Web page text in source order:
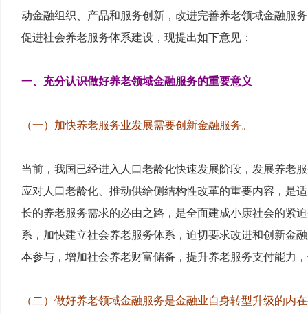
动金融组织、产品和服务创新，改进完善养老领域金融服
促进社会养老服务体系建设，现提出如下意见：
一、充分认识做好养老领域金融服务的重要意义
（一）加快养老服务业发展需要创新金融服务。
当前，我国已经进入人口老龄化快速发展阶段，发展养老
应对人口老龄化、推动供给侧结构性改革的重要内容，是
长的养老服务需求的必由之路，是全面建成小康社会的紧
系，加快建立社会养老服务体系，迫切要求改进和创新金
本参与，增加社会养老财富储备，提升养老服务支付能力
（二）做好养老领域金融服务是金融业自身转型升级的内